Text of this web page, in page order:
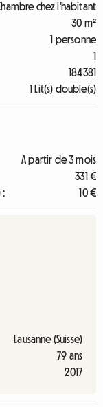
chez l'habitant
30 m²
1 personne
1
184381
1 Lit(s) double(s)
A partir de 3 mois
331 €
:
10 €
Lausanne (Suisse)
79 ans
2017